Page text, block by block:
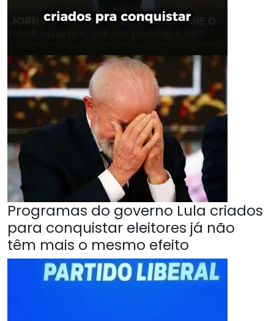
Programas do governo Lula criados
para conquistar eleitores já não
têm mais o mesmo efeito